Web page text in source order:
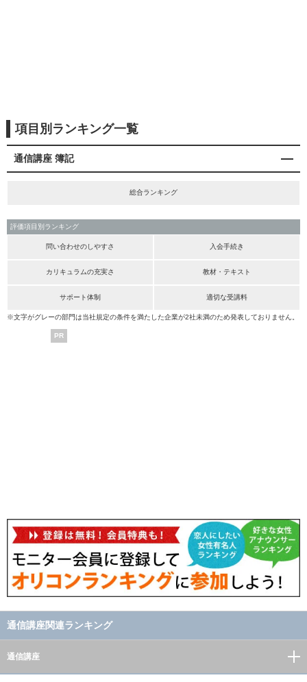
項目別ランキング一覧
通信講座 簿記
総合ランキング
評価項目別ランキング
問い合わせのしやすさ 入会手続き
カリキュラムの充実さ 教材・テキスト
サポート体制 適切な受講料
※文字がグレーの部門は当社規定の条件を満たした企業が2社未満のため発表しておりません。
PR
通信講座関連ランキング
通信講座